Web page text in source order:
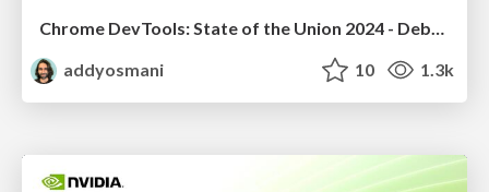
Chrome DevTools: State of the Union 2024 - Debugging React & Beyond
addyosmani
10 1.3k